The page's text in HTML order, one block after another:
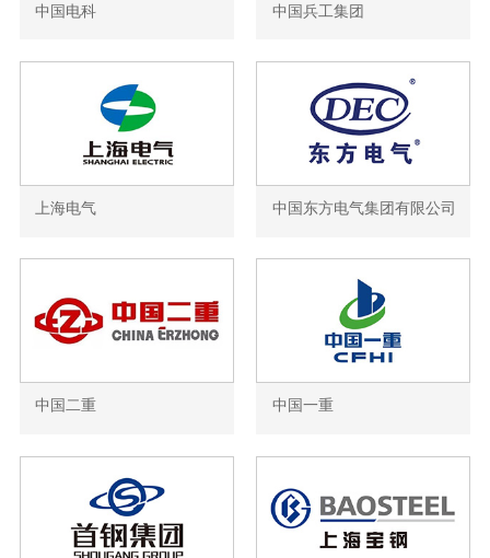
中国电科 中国兵工集团
上海电气 中国东方电气集团有限公司
中国二重 中国一重